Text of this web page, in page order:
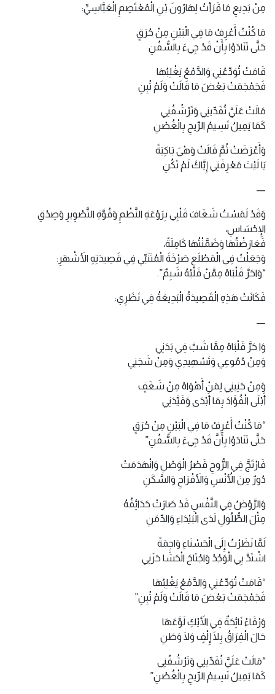
مِنْ بَدِيعِ مَا قَرَأْتُ لِهَارُونَ بْنِ الْمُعْتَصِمِ الْعَبَّاسِيِّ:
مَا كُنْتُ أَعْرِفُ مَا فِي الْبَيْنِ مِنْ حُرَقٍ
حَتَّى تَنَادَوْا بِأَنْ قَدْ جِيءَ بِالسُّفُنِ
قَامَتْ تُوَدِّعُنِي وَالدَّمْعُ يَغْلِبُهَا
فَجَمْجَمَتْ بَعْضَ مَا قَالَتْ وَلَمْ تُبِنِ
مَالَتْ عَلَيَّ تُفَدِّينِي وَتَرْشُفُنِي
كَمَا يَمِيلُ نَسِيمُ الرِّيحِ بِالْغُصْنِ
وَأَعْرَضَتْ ثُمَّ قَالَتْ وَهْيَ بَاكِيَةً
يَا لَيْتَ مَعْرِفَتِي إِيَّاكَ لَمْ تَكُنِ
—
وَقَدْ لَمَسْتُ شَغَافَ قَلْبِي بِرَوْعَةِ النَّظْمِ وَقُوَّةِ التَّصْوِيرِ وَصِدْقِ
الإِحْسَاسِ،
فَعَارَضْتُهَا وَضَمَّنْتُهَا كَامِلَةً،
وَجَعَلْتُ فِي الْمَطْلَعِ صَرْخَةَ الْمُتَنَبِّي فِي قَصِيدَتِهِ الأَشْهَرِ:
“وَاحَرَّ قَلْبَاهُ مِمَّنْ قَلْبُهُ شَبِمٌ”.
فَكَانَتْ هَذِهِ الْقَصِيدَةُ الْبَدِيعَةُ فِي نَظَرِي:
—
وَا حَرَّ قَلْبَاهُ مِمَّا شَبَّ فِي بَدَنِي
وَمِنْ دُمُوعِي وَتَسْهِيدِي وَمِنْ شَجَنِي
وَمِنْ حَنِينِي لِمَنْ أَهْوَاهُ مِنْ شَغَفٍ
أَبْلَى الْفُؤَادَ بِمَا أَبْدَى وَقَيَّدَنِي
“مَا كُنْتُ أَعْرِفُ مَا فِي الْبَيْنِ مِنْ حُرَقٍ
حَتَّى تَنَادَوْا بِأَنَّ قَدْ جِيءَ بِالسُّفُنِ”
فَارْتَجَّ فِي الرُّوحِ قَصْرُ الْوَصْلِ وَانْهَدَمَتْ
دُورٌ مِنَ الأُنْسِ وَالأَفْرَاحِ وَالسَّكَنِ
وَالرَّوْضُ فِي النَّفْسِ قَدْ صَارَتْ حَدَائِقُهُ
مِثْلَ الطُّلُولِ لَدَى الْبَيْدَاءِ وَالدِّمَنِ
لَمَّا نَظَرْتُ إِلَى الْحَسْنَاءِ وَاجِمَةً
اشْتَدَّ بِي الْوَجْدُ وَاجْتَاحَ الْحَشَا حَزَنِي
“قَامَتْ تُوَدِّعُنِي وَالدَّمْعُ يَغْلِبُهَا
فَجَمْجَمَتْ بَعْضَ مَا قَالَتْ وَلَمْ تُبِنِ”
وَرْقَاءُ نَائِحَةٌ فِي الأَيْكِ لَوَّعَهَا
حَالَ الْفِرَاقُ بِلَا إِلْفٍ وَلَا وَطَنِ
“مَالَتْ عَلَيَّ تُفَدِّينِي وَتَرْشُفُنِي
كَمَا يَمِيلُ نَسِيمُ الرِّيحِ بِالْغُصُنِ”